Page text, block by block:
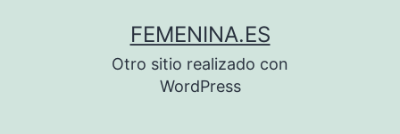
FEMENINA.ES
Otro sitio realizado con
WordPress